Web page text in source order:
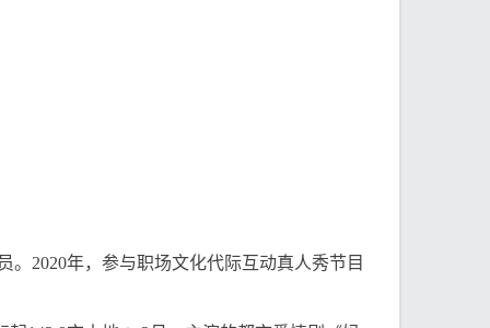
2020年，参与职场文化代际互动真人秀节目